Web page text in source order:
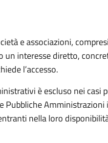
e associazioni,
un interesse diretto,
l’accesso.
è escluso nei casi
Pubbliche
nella loro